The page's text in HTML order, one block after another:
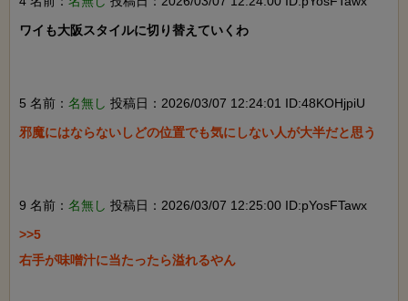
ワイも大阪スタイルに切り替えていくわ
5 名前： 名無し 投稿日：2026/03/07 12:24:01 ID:48KOHjpiU
邪魔にはならないしどの位置でも気にしない人が大半だと思う
9 名前： 名無し 投稿日：2026/03/07 12:25:00 ID:pYosFTawx
>>5
右手が味噌汁に当たったら溢れるやん